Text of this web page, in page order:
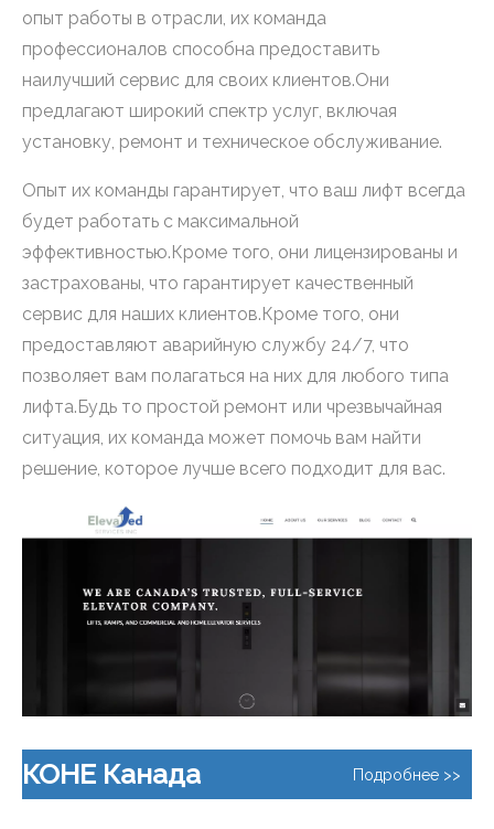
опыт работы в отрасли, их команда
профессионалов способна предоставить
наилучший сервис для своих клиентов.Они
предлагают широкий спектр услуг, включая
установку, ремонт и техническое обслуживание.
Опыт их команды гарантирует, что ваш лифт всегда
будет работать с максимальной
эффективностью.Кроме того, они лицензированы и
застрахованы, что гарантирует качественный
сервис для наших клиентов.Кроме того, они
предоставляют аварийную службу 24/7, что
позволяет вам полагаться на них для любого типа
лифта.Будь то простой ремонт или чрезвычайная
ситуация, их команда может помочь вам найти
решение, которое лучше всего подходит для вас.
КОНЕ Канада Подробнее >>